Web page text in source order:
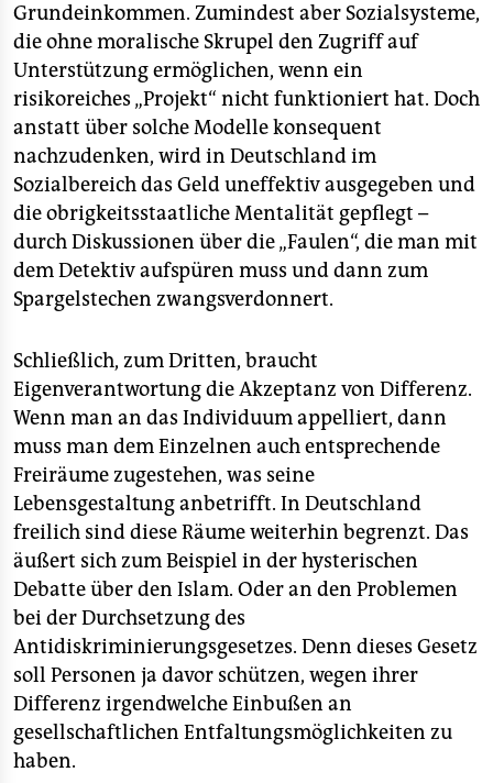
Grundeinkommen. Zumindest aber Sozialsysteme,
die ohne moralische Skrupel den Zugriff auf
Unterstützung ermöglichen, wenn ein
risikoreiches „Projekt“ nicht funktioniert hat. Doch
anstatt über solche Modelle konsequent
nachzudenken, wird in Deutschland im
Sozialbereich das Geld uneffektiv ausgegeben und
die obrigkeitsstaatliche Mentalität gepflegt –
durch Diskussionen über die „Faulen“, die man mit
dem Detektiv aufspüren muss und dann zum
Spargelstechen zwangsverdonnert.
Schließlich, zum Dritten, braucht
Eigenverantwortung die Akzeptanz von Differenz.
Wenn man an das Individuum appelliert, dann
muss man dem Einzelnen auch entsprechende
Freiräume zugestehen, was seine
Lebensgestaltung anbetrifft. In Deutschland
freilich sind diese Räume weiterhin begrenzt. Das
äußert sich zum Beispiel in der hysterischen
Debatte über den Islam. Oder an den Problemen
bei der Durchsetzung des
Antidiskriminierungsgesetzes. Denn dieses Gesetz
soll Personen ja davor schützen, wegen ihrer
Differenz irgendwelche Einbußen an
gesellschaftlichen Entfaltungsmöglichkeiten zu
haben.